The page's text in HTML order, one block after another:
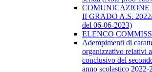
COMUNICAZIONE
II GRADO A.S.
del 06-06-2023)
ELENCO
Adempimenti di
organizzativo relativi
conclusivo del
anno scolastico 2022-